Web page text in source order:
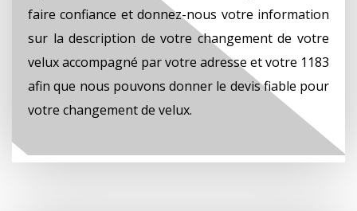
faire confiance et donnez-nous votre information
sur la description de votre changement de votre
velux accompagné par votre adresse et votre 1183
afin que nous pouvons donner le devis fiable pour
votre changement de velux.